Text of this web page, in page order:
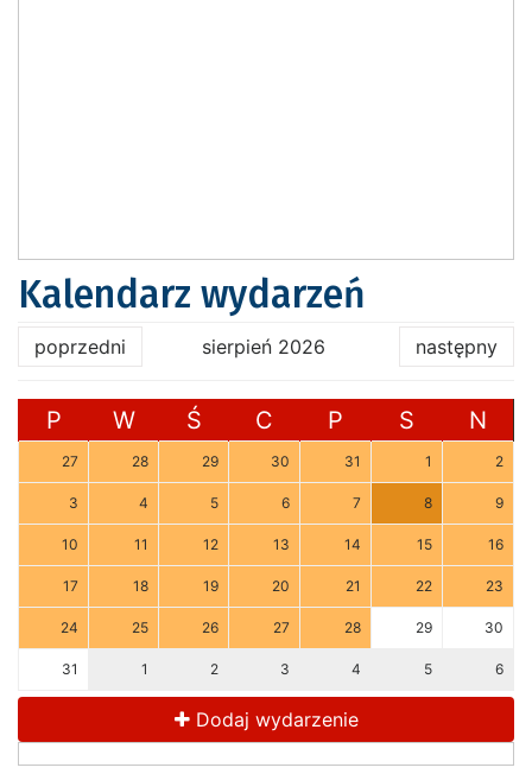
Kalendarz wydarzeń
poprzedni sierpień 2026 następny
P W Ś C P S N
27 28 29 30 31 1 2
3 4 5 6 7 8 9
10 11 12 13 14 15 16
17 18 19 20 21 22 23
24 25 26 27 28 29 30
31 1 2 3 4 5 6
Dodaj wydarzenie